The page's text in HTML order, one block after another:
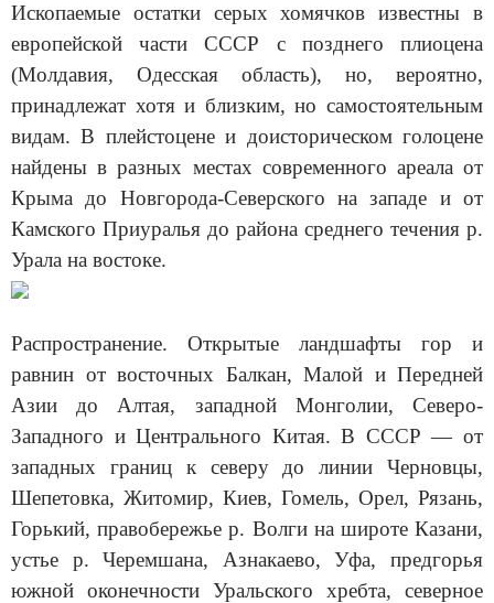
Ископаемые остатки серых хомячков известны в
европейской части СССР с позднего плиоцена
(Молдавия, Одесская область), но, вероятно,
принадлежат хотя и близким, но самостоятельным
видам. В плейстоцене и доисторическом голоцене
найдены в разных местах современного ареала от
Крыма до Новгорода-Северского на западе и от
Камского Приуралья до района среднего течения р.
Урала на востоке.
Распространение. Открытые ландшафты гор и
равнин от восточных Балкан, Малой и Передней
Азии до Алтая, западной Монголии, Северо-
Западного и Центрального Китая. В СССР — от
западных границ к северу до линии Черновцы,
Шепетовка, Житомир, Киев, Гомель, Орел, Рязань,
Горький, правобережье р. Волги на широте Казани,
устье р. Черемшана, Азнакаево, Уфа, предгорья
южной оконечности Уральского хребта, северное